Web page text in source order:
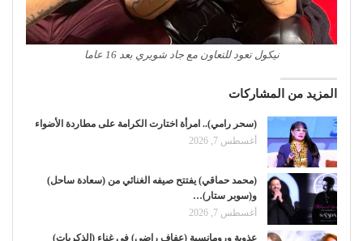
نيكول تعود للتعاون مع جاد شويري بعد 16 عاما
المزيد من المشاركات
(سحر رامي).. امرأة اختارت الكرامة على مطاردة الأضواء
أغسطس 7, 2026
(محمد حماقي) يفتتح صيفه الغنائي من (سعادة ساحل)
و(سوبر ستار)…
أغسطس 7, 2026
عذوبة ورومانسية (عفاف راضي) في غناء (الذكريات)